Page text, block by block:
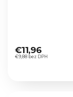
hodnotenie
produktu
€9,88 bez DPH
€11,96